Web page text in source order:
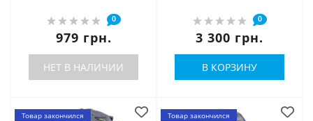
0
979 грн.
НЕТ В НАЛИЧИИ
0
3 300 грн.
В КОРЗИНУ
Товар закончился Товар закончился